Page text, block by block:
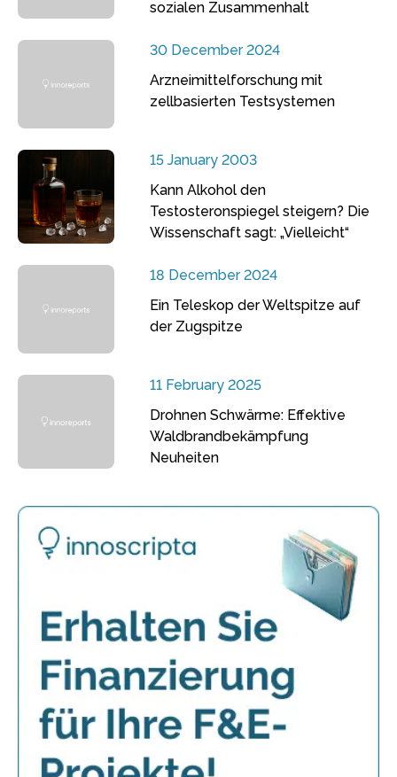
sozialen Zusammenhalt
30 December 2024
Arzneimittelforschung mit
zellbasierten Testsystemen
15 January 2003
Kann Alkohol den
Testosteronspiegel steigern? Die
Wissenschaft sagt: „Vielleicht“
18 December 2024
Ein Teleskop der Weltspitze auf
der Zugspitze
11 February 2025
Drohnen Schwärme: Effektive
Waldbrandbekämpfung
Neuheiten